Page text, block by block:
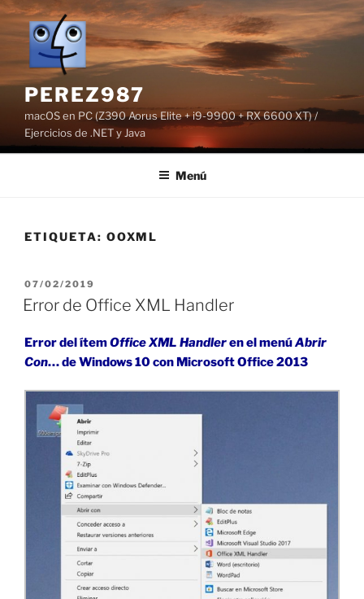
Saltar
contenido
PEREZ987
macOS en PC (Z390 Aorus Elite + i9-9900 + RX 6600 XT) /
Ejercicios de .NET y Java
Menú
ETIQUETA: OOXML
PUBLICADO
EL
07/02/2019
Error de Office XML Handler
Error del ítemOffice XML Handleren el menúAbrir
Con… de Windows 10 con Microsoft Office 2013